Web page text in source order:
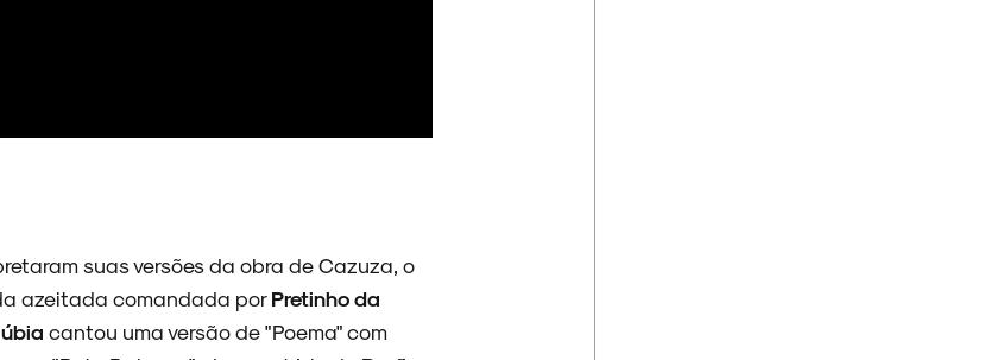
suas versões da obra de Cazuza, o
azeitada comandada porPretinho da
cantou uma versão de "Poema" com